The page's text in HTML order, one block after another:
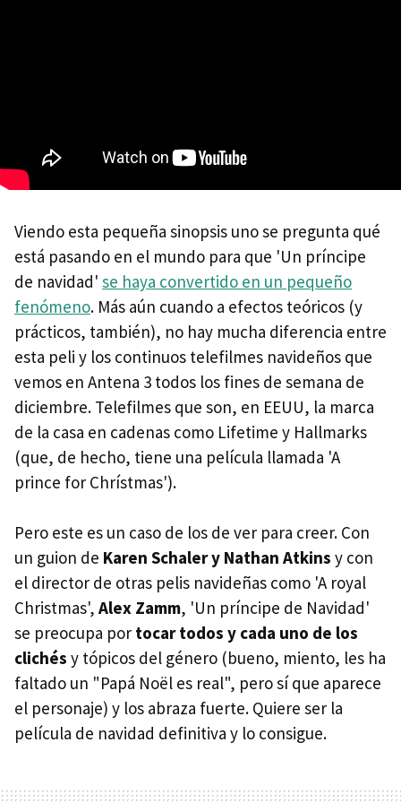
Viendo esta pequeña sinopsis uno se pregunta qué
está pasando en el mundo para que 'Un príncipe
de navidad' se haya convertido en un pequeño
fenómeno. Más aún cuando a efectos teóricos (y
prácticos, también), no hay mucha diferencia entre
esta peli y los continuos telefilmes navideños que
vemos en Antena 3 todos los fines de semana de
diciembre. Telefilmes que son, en EEUU, la marca
de la casa en cadenas como Lifetime y Hallmarks
(que, de hecho, tiene una película llamada 'A
prince for Chrístmas').
Pero este es un caso de los de ver para creer. Con
un guion de Karen Schaler y Nathan Atkins y con
el director de otras pelis navideñas como 'A royal
Christmas', Alex Zamm, 'Un príncipe de Navidad'
se preocupa por tocar todos y cada uno de los
clichés y tópicos del género (bueno, miento, les ha
faltado un "Papá Noël es real", pero sí que aparece
el personaje) y los abraza fuerte. Quiere ser la
película de navidad definitiva y lo consigue.